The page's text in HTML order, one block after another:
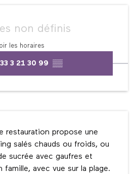
non définis
les horaires
3 21 30 99 ▒▒
restauration propose une
salés chauds ou froids, ou
sucrée avec gaufres et
famille, avec vue sur la plage.